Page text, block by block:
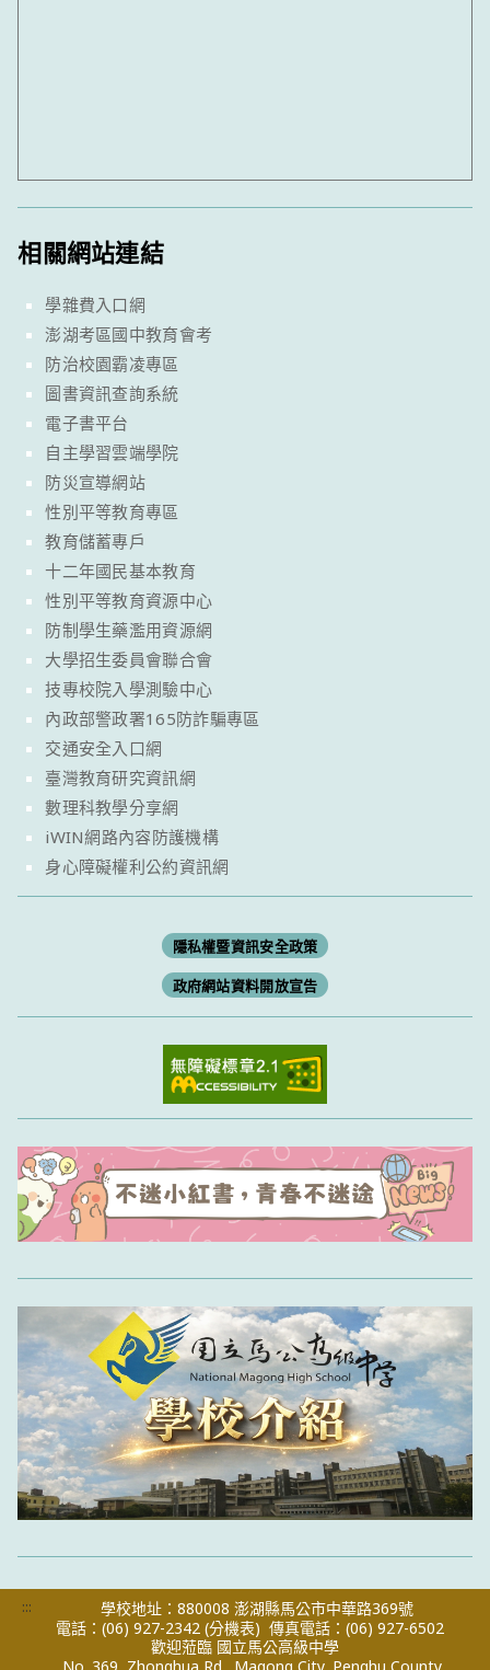
相關網站連結
學雜費入口網
澎湖考區國中教育會考
防治校園霸凌專區
圖書資訊查詢系統
電子書平台
自主學習雲端學院
防災宣導網站
性別平等教育專區
教育儲蓄專戶
十二年國民基本教育
性別平等教育資源中心
防制學生藥濫用資源網
大學招生委員會聯合會
技專校院入學測驗中心
內政部警政署165防詐騙專區
交通安全入口網
臺灣教育研究資訊網
數理科教學分享網
iWIN網路內容防護機構
身心障礙權利公約資訊網
隱私權暨資訊安全政策
政府網站資料開放宣告
:::
學校地址：880008 澎湖縣馬公市中華路369號
電話：(06) 927-2342 (分機表) 傳真電話：(06) 927-6502
歡迎蒞臨 國立馬公高級中學